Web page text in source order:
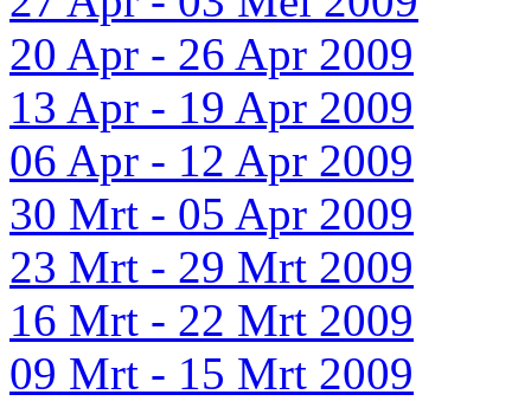
20 Apr - 26 Apr 2009
13 Apr - 19 Apr 2009
06 Apr - 12 Apr 2009
30 Mrt - 05 Apr 2009
23 Mrt - 29 Mrt 2009
16 Mrt - 22 Mrt 2009
09 Mrt - 15 Mrt 2009